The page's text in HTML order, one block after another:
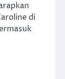
di